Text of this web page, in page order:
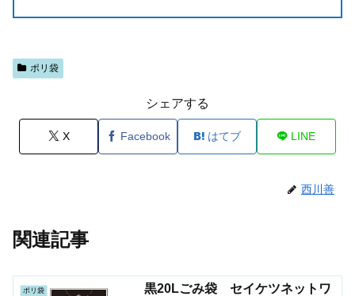
ポリ袋
シェアする
X Facebook はてブ LINE
西川善
関連記事
ポリ袋
黒20Lごみ袋 セイケツネットワ